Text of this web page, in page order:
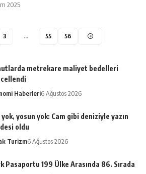
2025
3 … 55 56
metrekare maliyet bedelleri
Haberleri6 Ağustos 2026
yok, yosun yok: Cam gibi deniziyle yazın
oldu
Turizm6 Ağustos 2026
Pasaportu 199 Ülke Arasında 86. Sırada